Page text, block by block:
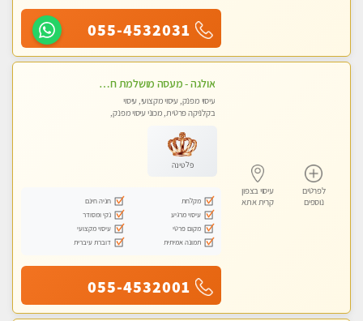
055-4532031
לפרטים
נוספים
עיסוי בצפון
קרית אתא
אולגה - מעסה מושלמת חדשה בעיר ! בחיפה- טל 052-5738058
עיסוי מפנק, עיסוי מקצועי, עיסוי
בקלניקה פרטית, מכוני עיסוי מפנק,
פלטינה
מקלחת
חניה חינם
עיסוי מרגיע
נקי ומסודר
מקום פרטי
עיסוי מקצועי
תמונה אמיתית
דוברת עיברית
055-4532001